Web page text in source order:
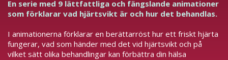
En serie med 9 lättfattliga och fängslande animationer
som förklarar vad hjärtsvikt är och hur det behandlas.
I animationerna förklarar en berättarröst hur ett friskt hjärta
fungerar, vad som händer med det vid hjärtsvikt och på
vilket sätt olika behandlingar kan förbättra din hälsa